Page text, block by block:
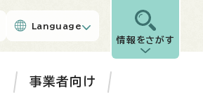
Language
情報をさがす
事業者向け